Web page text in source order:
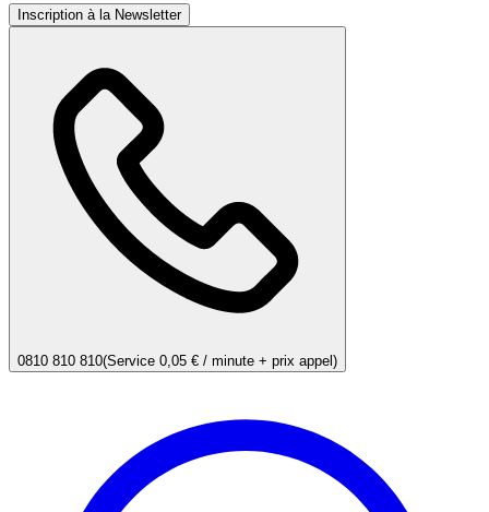
Inscription à la Newsletter
0810 810 810(Service 0,05 € / minute + prix appel)